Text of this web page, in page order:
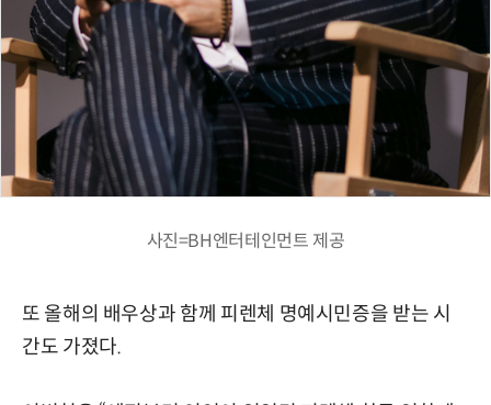
사진=BH엔터테인먼트 제공
또 올해의 배우상과 함께 피렌체 명예시민증을 받는 시
간도 가졌다.